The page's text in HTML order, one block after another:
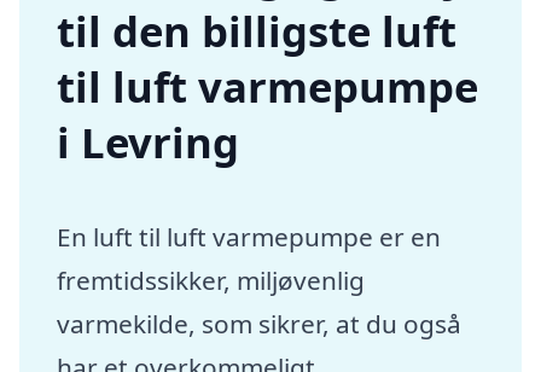
til den billigste luft
til luft varmepumpe
i Levring
En luft til luft varmepumpe er en
fremtidssikker, miljøvenlig
varmekilde, som sikrer, at du også